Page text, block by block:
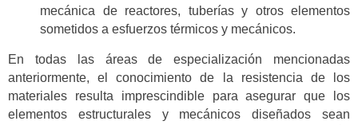
mecánica de reactores, tuberías y otros elementos
sometidos a esfuerzos térmicos y mecánicos.
En todas las áreas de especialización mencionadas
anteriormente, el conocimiento de la resistencia de los
materiales resulta imprescindible para asegurar que los
elementos estructurales y mecánicos diseñados sean